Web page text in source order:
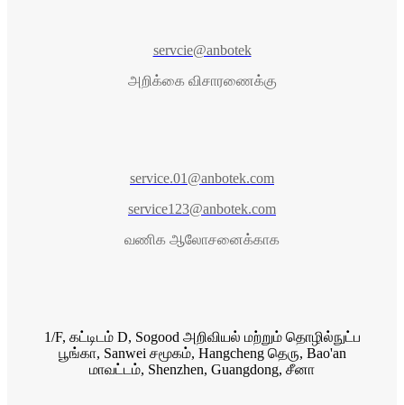
servcie@anbotek
அறிக்கை விசாரணைக்கு
service.01@anbotek.com
service123@anbotek.com
வணிக ஆலோசனைக்காக
1/F, கட்டிடம் D, Sogood அறிவியல் மற்றும் தொழில்நுட்ப
பூங்கா, Sanwei சமூகம், Hangcheng தெரு, Bao'an
மாவட்டம், Shenzhen, Guangdong, சீனா